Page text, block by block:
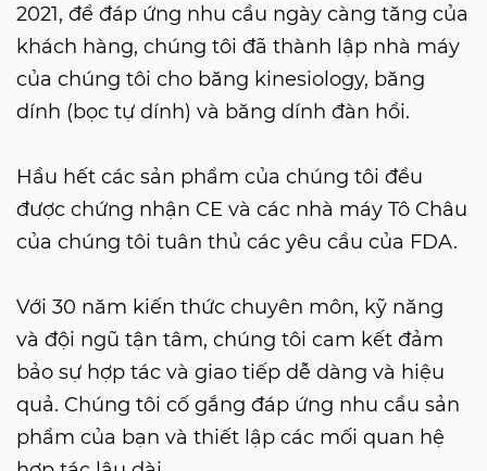
2021, để đáp ứng nhu cầu ngày càng tăng của
khách hàng, chúng tôi đã thành lập nhà máy
của chúng tôi cho băng kinesiology, băng
dính (bọc tự dính) và băng dính đàn hồi.
Hầu hết các sản phẩm của chúng tôi đều
được chứng nhận CE và các nhà máy Tô Châu
của chúng tôi tuân thủ các yêu cầu của FDA.
Với 30 năm kiến ​​thức chuyên môn, kỹ năng
và đội ngũ tận tâm, chúng tôi cam kết đảm
bảo sự hợp tác và giao tiếp dễ dàng và hiệu
quả. Chúng tôi cố gắng đáp ứng nhu cầu sản
phẩm của bạn và thiết lập các mối quan hệ